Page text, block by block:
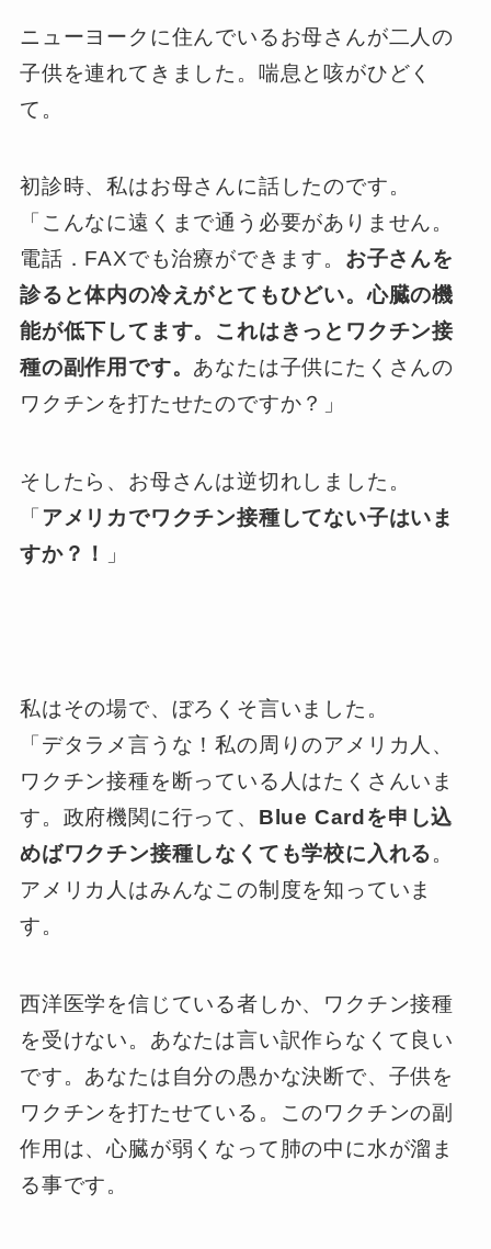
ニューヨークに住んでいるお母さんが二人の
子供を連れてきました。喘息と咳がひどく
て。
初診時、私はお母さんに話したのです。
「こんなに遠くまで通う必要がありません。
電話．FAXでも治療ができます。 お子さんを
診ると体内の冷えがとてもひどい。心臓の機
能が低下してます。これはきっとワクチン接
種の副作用です。 あなたは子供にたくさんの
ワクチンを打たせたのですか？」
そしたら、お母さんは逆切れしました。
「 アメリカでワクチン接種してない子はいま
すか？！
」
私はその場で、ぼろくそ言いました。
「デタラメ言うな！私の周りのアメリカ人、
ワクチン接種を断っている人はたくさんいま
す。政府機関に行って、 Blue Cardを申し込
めばワクチン接種しなくても学校に入れる。
アメリカ人はみんなこの制度を知っていま
す。
西洋医学を信じている者しか、ワクチン接種
を受けない。あなたは言い訳作らなくて良い
です。あなたは自分の愚かな決断で、子供を
ワクチンを打たせている。このワクチンの副
作用は、心臓が弱くなって肺の中に水が溜ま
る事です。